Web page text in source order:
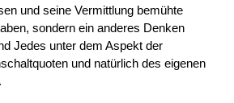
und seine Vermittlung bemühte
sondern ein anderes Denken
Jedes unter dem Aspekt der
und natürlich des eigenen